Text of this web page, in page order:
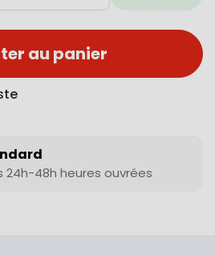
au panier
24h-48h heures ouvrées